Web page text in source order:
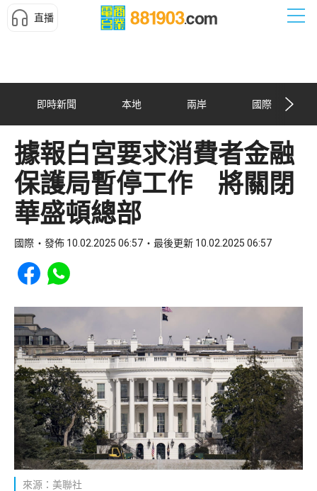
直播
即時新聞 本地 兩岸 國際
據報白宮要求消費者金融
保護局暫停工作 將關閉
華盛頓總部
國際 發佈 10.02.2025 06:57 最後更新 10.02.2025 06:57
Share to Facebook
Share to WhatsApp
來源：美聯社